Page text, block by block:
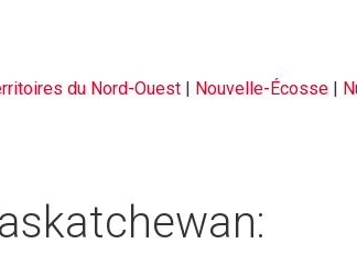
du Nord-Ouest | Nouvelle-Écosse |